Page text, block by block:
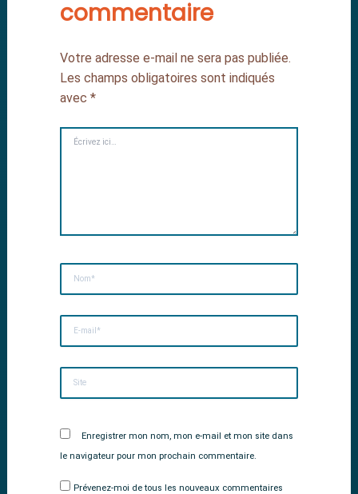
commentaire
Votre adresse e-mail ne sera pas publiée.
Les champs obligatoires sont indiqués
avec *
Écrivez ici…
Nom*
E-mail*
Site
Enregistrer mon nom, mon e-mail et mon site dans
le navigateur pour mon prochain commentaire.
Prévenez-moi de tous les nouveaux commentaires